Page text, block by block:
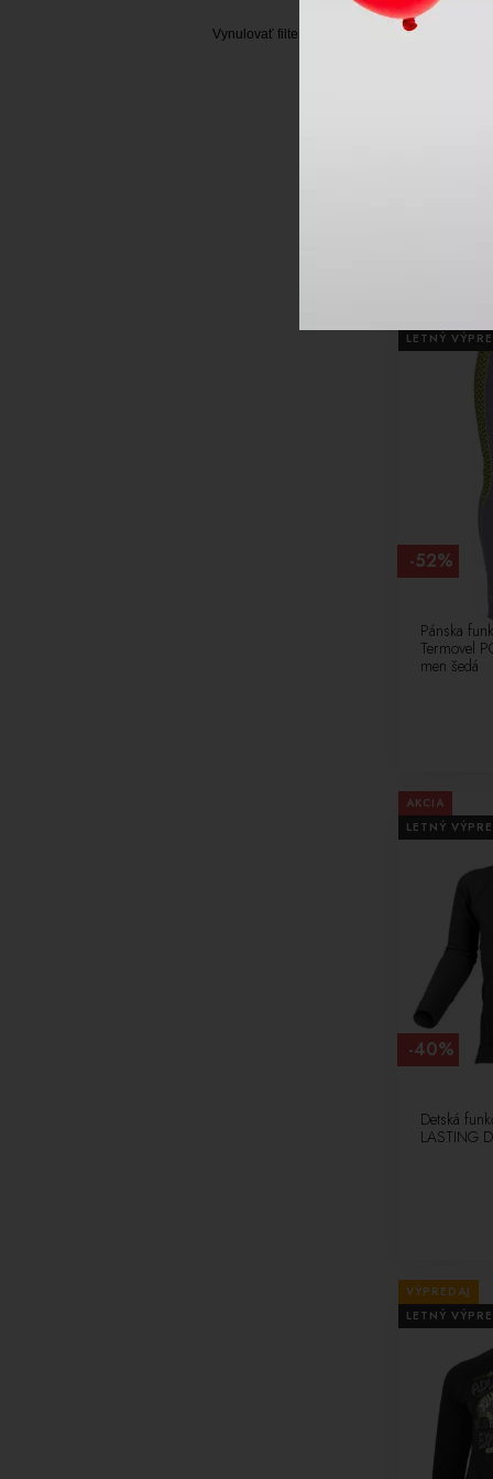
Pánske
termo
BEAR
LETNÝ
Pánska
Termovel
men šedá
-52%
AKCIA
LETNÝ
Detská
LASTING
-40%
VÝPREDAJ
LETNÝ
Vynulovať filter